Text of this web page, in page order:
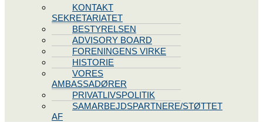
KONTAKT
SEKRETARIATET
BESTYRELSEN
ADVISORY BOARD
FORENINGENS VIRKE
HISTORIE
VORES
AMBASSADØRER
PRIVATLIVSPOLITIK
SAMARBEJDSPARTNERE/STØTTET
AF